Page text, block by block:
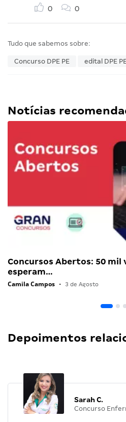
0 0
Tudo que sabemos sobre:
Concurso DPE PE edital DPE
Notícias
Concursos Abertos: 50 mil
esperam…
Camila Campos • 3 de Agosto
Depoimentos
Sarah C.
Concurso